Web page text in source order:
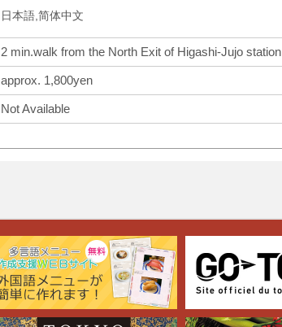
日本語,简体中文
2 min.walk from the North Exit of Higashi-Jujo station
approx. 1,800yen
Not Available